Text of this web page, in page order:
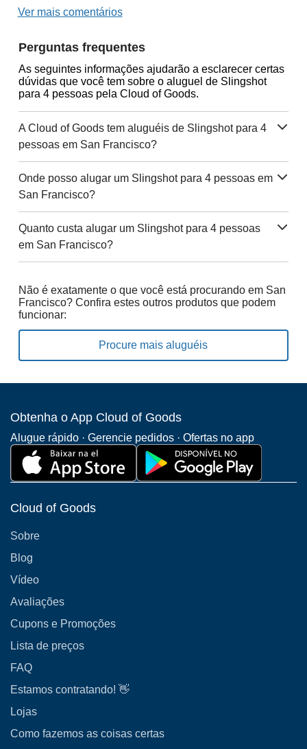
Ver mais comentários
Perguntas frequentes
As seguintes informações ajudarão a esclarecer certas
dúvidas que você tem sobre o aluguel de Slingshot
para 4 pessoas pela Cloud of Goods.
A Cloud of Goods tem aluguéis de Slingshot para 4
pessoas em San Francisco?
Onde posso alugar um Slingshot para 4 pessoas em
San Francisco?
Quanto custa alugar um Slingshot para 4 pessoas
em San Francisco?
Não é exatamente o que você está procurando em San
Francisco? Confira estes outros produtos que podem
funcionar:
Procure mais aluguéis
Obtenha o App Cloud of Goods
Alugue rápido · Gerencie pedidos · Ofertas no app
Cloud of Goods
Sobre
Blog
Vídeo
Avaliações
Cupons e Promoções
Lista de preços
FAQ
Estamos contratando! 👋
Lojas
Como fazemos as coisas certas